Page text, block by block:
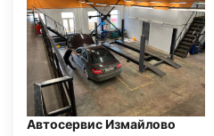
Автосервис Измайлово